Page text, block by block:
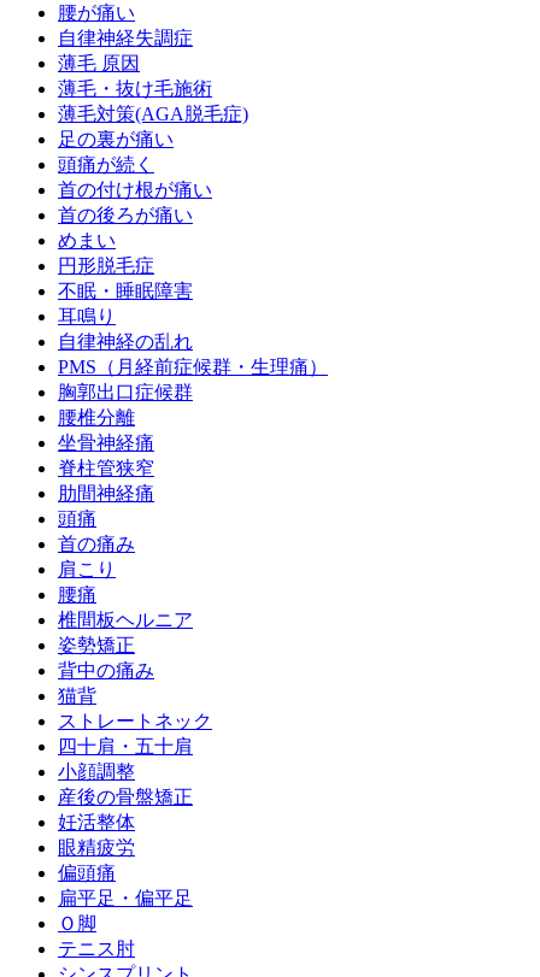
腰が痛い
自律神経失調症
薄毛 原因
薄毛・抜け毛施術
薄毛対策(AGA脱毛症)
足の裏が痛い
頭痛が続く
首の付け根が痛い
首の後ろが痛い
めまい
円形脱毛症
不眠・睡眠障害
耳鳴り
自律神経の乱れ
PMS（月経前症候群・生理痛）
胸郭出口症候群
腰椎分離
坐骨神経痛
脊柱管狭窄
肋間神経痛
頭痛
首の痛み
肩こり
腰痛
椎間板ヘルニア
姿勢矯正
背中の痛み
猫背
ストレートネック
四十肩・五十肩
小顔調整
産後の骨盤矯正
妊活整体
眼精疲労
偏頭痛
扁平足・偏平足
Ｏ脚
テニス肘